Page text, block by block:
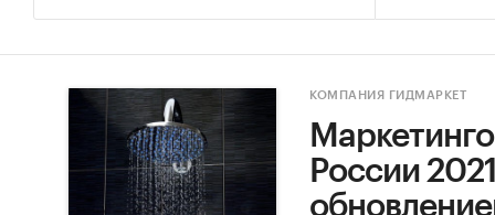
КОМПАНИЯ ГИДМАРКЕТ
России